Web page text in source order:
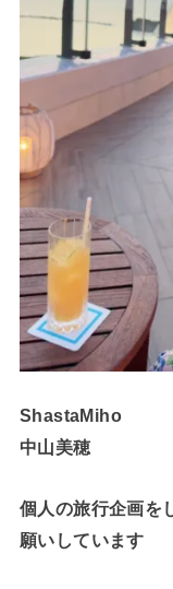
ShastaMiho
中山美穂
個人の旅行企画を
願いしています